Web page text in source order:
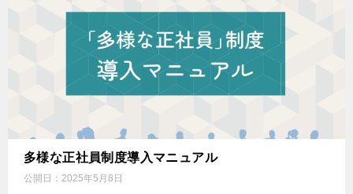
多様な正社員制度導入マニュアル
公開日： 2025年5月8日